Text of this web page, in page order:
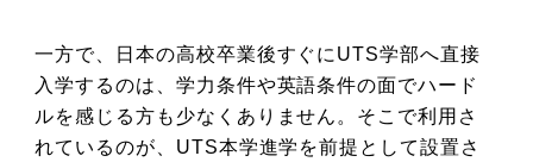
一方で、日本の高校卒業後すぐにUTS学部へ直接
入学するのは、学力条件や英語条件の面でハード
ルを感じる方も少なくありません。そこで利用さ
れているのが、UTS本学進学を前提として設置さ